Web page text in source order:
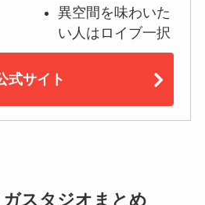
異空間を味わいた
い人はロイブ一択
式サイト
スタジオまとめ